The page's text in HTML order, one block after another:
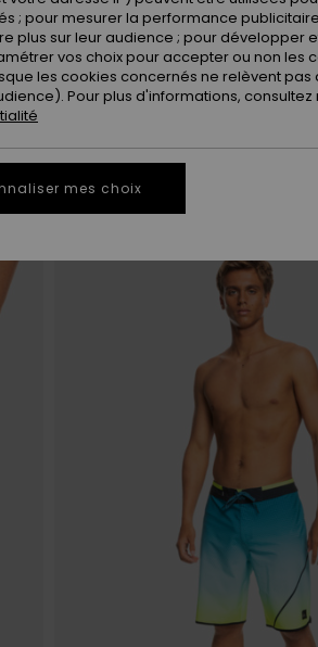
; pour mesurer la performance
plus sur leur audience ; pour développer
vos choix pour accepter ou non les
les cookies concernés ne relèvent
Pour plus d'informations, consultez
mes choix